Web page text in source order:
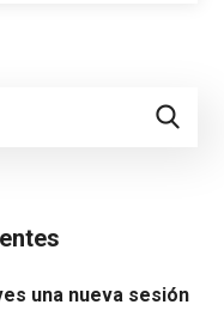
una nueva sesión